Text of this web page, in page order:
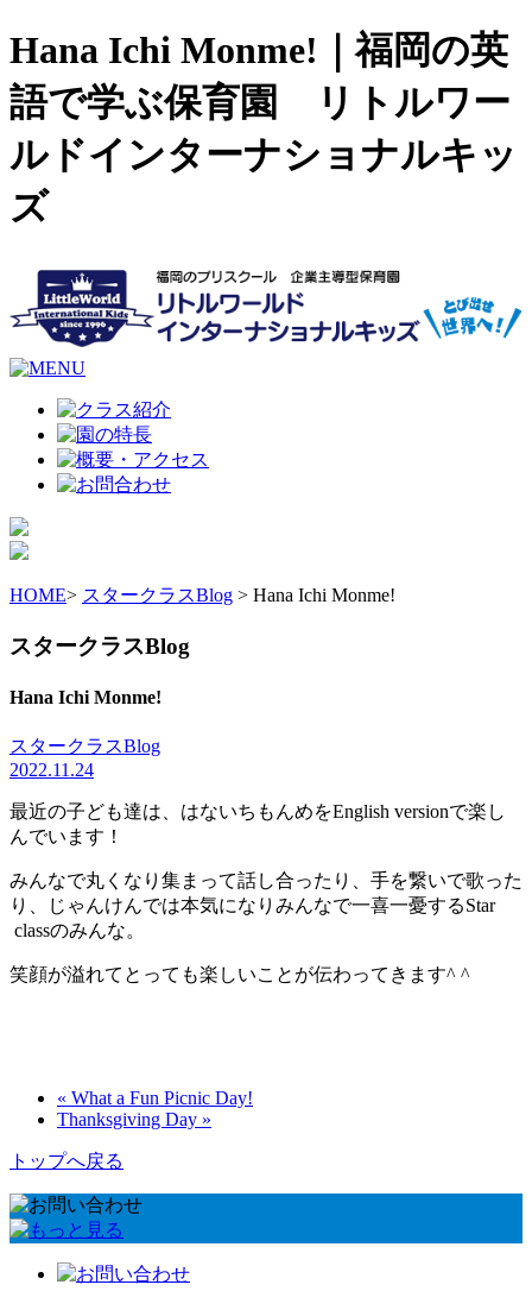
Hana Ichi Monme!｜福岡の英
語で学ぶ保育園 リトルワー
ルドインターナショナルキッ
ズ
HOME> スタークラスBlog > Hana Ichi Monme!
スタークラスBlog
Hana Ichi Monme!
スタークラスBlog
2022.11.24
最近の子ども達は、はないちもんめをEnglish versionで楽し
んでいます！
みんなで丸くなり集まって話し合ったり、手を繋いで歌った
り、じゃんけんでは本気になりみんなで一喜一憂するStar
classのみんな。
笑顔が溢れてとっても楽しいことが伝わってきます^ ^
« What a Fun Picnic Day!
Thanksgiving Day »
トップへ戻る